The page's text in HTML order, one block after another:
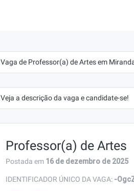
Vaga de Professor(a) de Artes em
Veja a descrição da vaga e candidate-se!
Professor(a) de Artes
Postada em 16 de dezembro de 2025
IDENTIFICADOR ÚNICO DA VAGA: -